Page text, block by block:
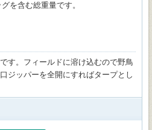
グを含む総重量です。
す。フィールドに溶け込むので野鳥
ジッパーを全開にすればタープとし